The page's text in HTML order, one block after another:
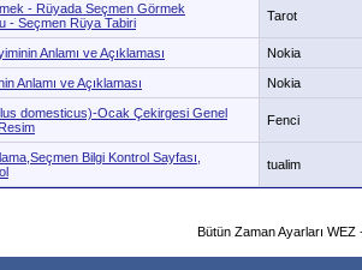
- Rüyada Seçmen Görmek
- Seçmen Rüya Tabiri
Tarot
Anlamı ve Açıklaması Nokia
Anlamı ve Açıklaması Nokia
domesticus)-Ocak Çekirgesi Genel
Fenci
Bilgi Kontrol Sayfası,
tualim
Bütün Zaman Ayarları